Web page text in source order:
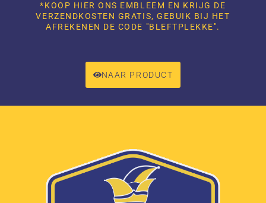
*KOOP HIER ONS EMBLEEM EN KRIJG DE
VERZENDKOSTEN GRATIS, GEBUIK BIJ HET
AFREKENEN DE CODE "BLEFTPLEKKE".
NAAR PRODUCT